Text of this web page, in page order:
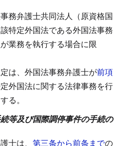
務弁護士共同法人（原資格国
特定外国法である外国法事務
業務を執行する場合に限
は、外国法事務弁護士が前項
外国法に関する法律事務を行
る。
続等及び国際調停事件の手続の
士は、 第三条から前条までの